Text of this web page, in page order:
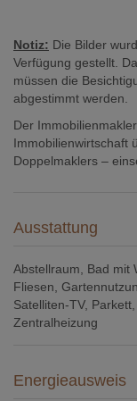
Notiz: Die Bilder
Verfügung gestellt.
müssen die
abgestimmt werden.
Der
Immobilienwirtschaft
Doppelmaklers –
Ausstattung
Abstellraum Bad mit
Fliesen
Satelliten-TV Parkett
Zentralheizung
Energieausweis